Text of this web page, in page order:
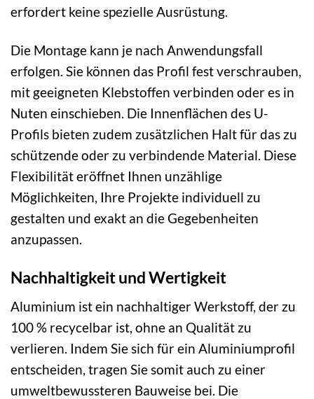
erfordert keine spezielle Ausrüstung.
Die Montage kann je nach Anwendungsfall
erfolgen. Sie können das Profil fest verschrauben,
mit geeigneten Klebstoffen verbinden oder es in
Nuten einschieben. Die Innenflächen des U-
Profils bieten zudem zusätzlichen Halt für das zu
schützende oder zu verbindende Material. Diese
Flexibilität eröffnet Ihnen unzählige
Möglichkeiten, Ihre Projekte individuell zu
gestalten und exakt an die Gegebenheiten
anzupassen.
Nachhaltigkeit und Wertigkeit
Aluminium ist ein nachhaltiger Werkstoff, der zu
100 % recycelbar ist, ohne an Qualität zu
verlieren. Indem Sie sich für ein Aluminiumprofil
entscheiden, tragen Sie somit auch zu einer
umweltbewussteren Bauweise bei. Die